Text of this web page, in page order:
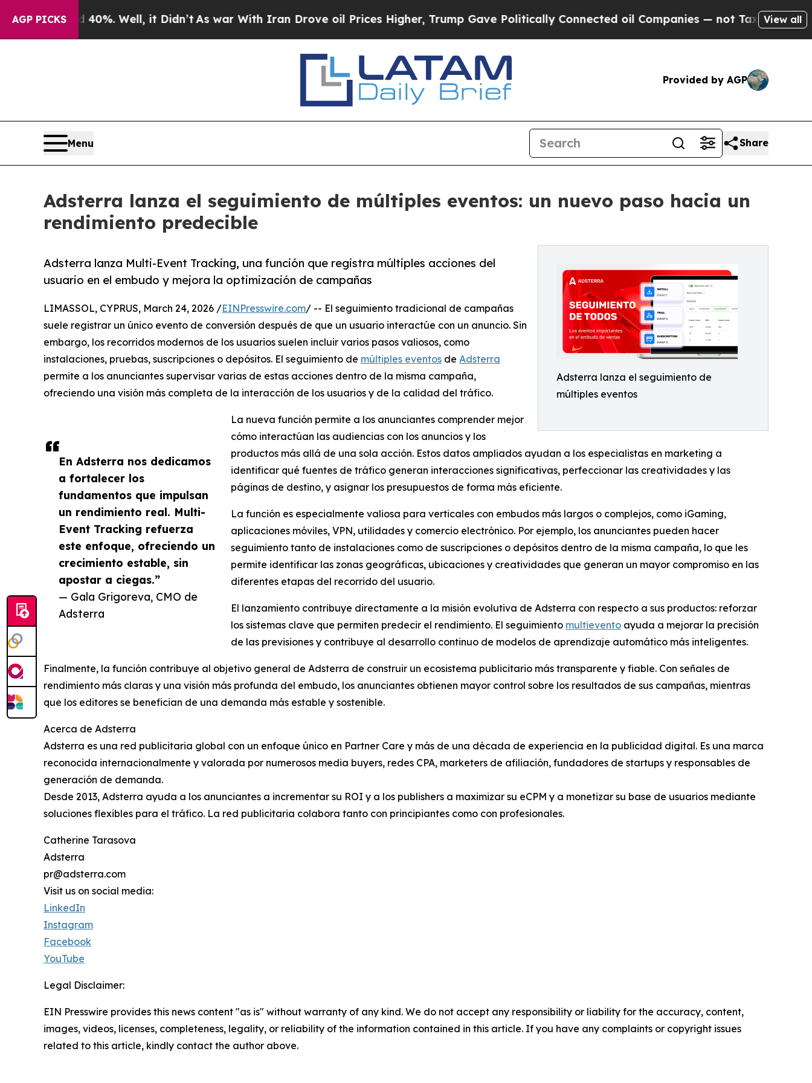
AGP PICKS40%. Well, it Didn’tAs war With Iran Drove oil Prices Higher, Trump Gave Politically Connected oil Companies — not Taxpayers — the
View all
Provided by AGP
Menu Share
Adsterra lanza el seguimiento de múltiples eventos: un nuevo paso hacia un
rendimiento predecible
Adsterra lanza el seguimiento de
múltiples eventos
Adsterra lanza Multi-Event Tracking, una función que registra múltiples acciones del
usuario en el embudo y mejora la optimización de campañas
En Adsterra nos dedicamos
a fortalecer los
fundamentos que impulsan
un rendimiento real. Multi-
Event Tracking refuerza
este enfoque, ofreciendo un
crecimiento estable, sin
apostar a ciegas.”
— Gala Grigoreva, CMO de
Adsterra
LIMASSOL, CYPRUS, March 24, 2026 /EINPresswire.com/ -- El seguimiento tradicional de campañas
suele registrar un único evento de conversión después de que un usuario interactúe con un anuncio. Sin
embargo, los recorridos modernos de los usuarios suelen incluir varios pasos valiosos, como
instalaciones, pruebas, suscripciones o depósitos. El seguimiento de múltiples eventos de Adsterra
permite a los anunciantes supervisar varias de estas acciones dentro de la misma campaña,
ofreciendo una visión más completa de la interacción de los usuarios y de la calidad del tráfico.
La nueva función permite a los anunciantes comprender mejor
cómo interactúan las audiencias con los anuncios y los
productos más allá de una sola acción. Estos datos ampliados ayudan a los especialistas en marketing a
identificar qué fuentes de tráfico generan interacciones significativas, perfeccionar las creatividades y las
páginas de destino, y asignar los presupuestos de forma más eficiente.
La función es especialmente valiosa para verticales con embudos más largos o complejos, como iGaming,
aplicaciones móviles, VPN, utilidades y comercio electrónico. Por ejemplo, los anunciantes pueden hacer
seguimiento tanto de instalaciones como de suscripciones o depósitos dentro de la misma campaña, lo que les
permite identificar las zonas geográficas, ubicaciones y creatividades que generan un mayor compromiso en las
diferentes etapas del recorrido del usuario.
El lanzamiento contribuye directamente a la misión evolutiva de Adsterra con respecto a sus productos: reforzar
los sistemas clave que permiten predecir el rendimiento. El seguimiento multievento ayuda a mejorar la precisión
de las previsiones y contribuye al desarrollo continuo de modelos de aprendizaje automático más inteligentes.
Finalmente, la función contribuye al objetivo general de Adsterra de construir un ecosistema publicitario más transparente y fiable. Con señales de
rendimiento más claras y una visión más profunda del embudo, los anunciantes obtienen mayor control sobre los resultados de sus campañas, mientras
que los editores se benefician de una demanda más estable y sostenible.
Acerca de Adsterra
Adsterra es una red publicitaria global con un enfoque único en Partner Care y más de una década de experiencia en la publicidad digital. Es una marca
reconocida internacionalmente y valorada por numerosos media buyers, redes CPA, marketers de afiliación, fundadores de startups y responsables de
generación de demanda.
Desde 2013, Adsterra ayuda a los anunciantes a incrementar su ROI y a los publishers a maximizar su eCPM y a monetizar su base de usuarios mediante
soluciones flexibles para el tráfico. La red publicitaria colabora tanto con principiantes como con profesionales.
Catherine Tarasova
Adsterra
pr@adsterra.com
Visit us on social media:
LinkedIn
Instagram
Facebook
YouTube
Legal Disclaimer:
EIN Presswire provides this news content "as is" without warranty of any kind. We do not accept any responsibility or liability for the accuracy, content,
images, videos, licenses, completeness, legality, or reliability of the information contained in this article. If you have any complaints or copyright issues
related to this article, kindly contact the author above.